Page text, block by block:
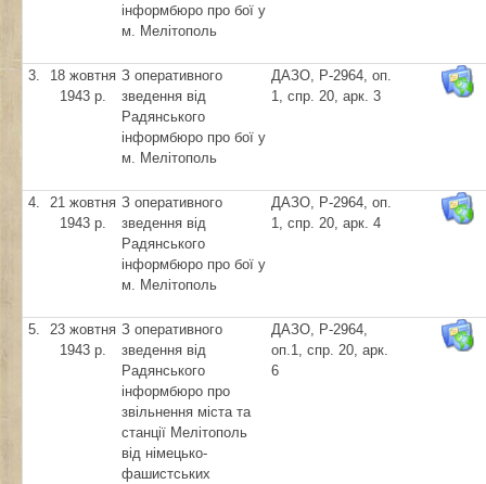
інформбюро про бої у
м. Мелітополь
3.
18 жовтня
1943 р.
З оперативного
зведення від
Радянського
інформбюро про бої у
м. Мелітополь
ДАЗО, Р-2964, оп.
1, спр. 20, арк. 3
4.
21 жовтня
1943 р.
З оперативного
зведення від
Радянського
інформбюро про бої у
м. Мелітополь
ДАЗО, Р-2964, оп.
1, спр. 20, арк. 4
5.
23 жовтня
1943 р.
З оперативного
зведення від
Радянського
інформбюро про
звільнення міста та
станції Мелітополь
від німецько-
фашистських
ДАЗО, Р-2964,
оп.1, спр. 20, арк.
6